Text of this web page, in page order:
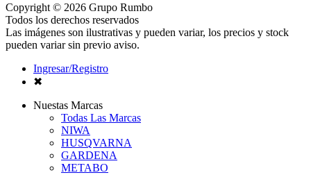
Copyright © 2026 Grupo Rumbo
Todos los derechos reservados
Las imágenes son ilustrativas y pueden variar, los precios y stock
pueden variar sin previo aviso.
Ingresar/Registro
✖
Nuestas Marcas
Todas Las Marcas
NIWA
HUSQVARNA
GARDENA
METABO